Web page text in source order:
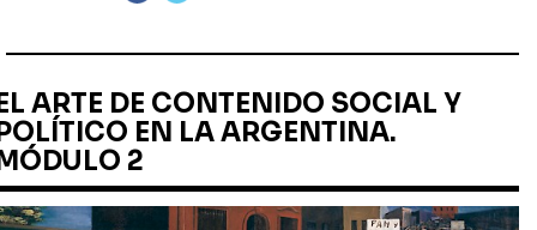
ARTE DE CONTENIDO SOCIAL Y
EN LA ARGENTINA.
2